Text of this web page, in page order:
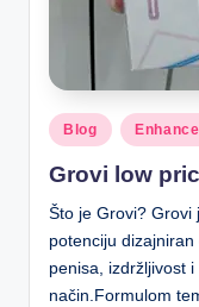
Blog
Grovi low
Što je Grovi? Grovi
potenciju
penisa, izdržljivost
način.Formulom